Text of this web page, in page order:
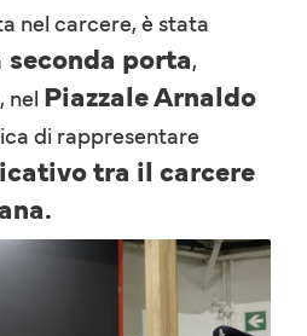
nel carcere, è stata
seconda porta,
nel Piazzale Arnaldo
di rappresentare
tra il carcere